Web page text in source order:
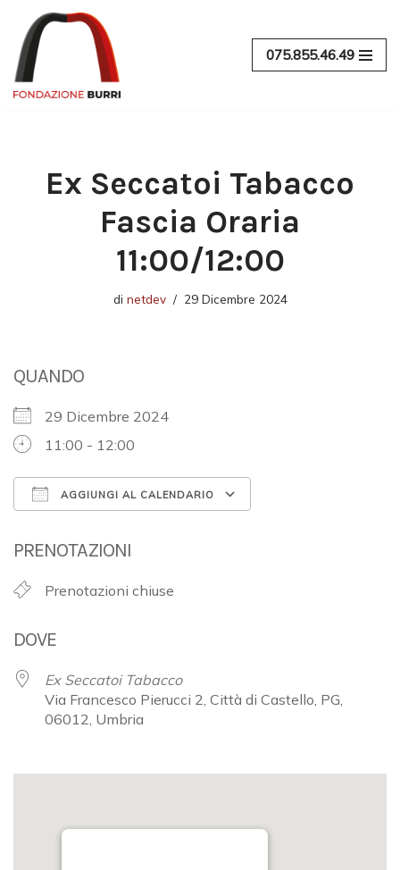
Vai
al
contenuto
075.855.46.49
Ex Seccatoi Tabacco
Fascia Oraria
11:00/12:00
di netdev 29 Dicembre 2024
QUANDO
29 Dicembre 2024
11:00 - 12:00
AGGIUNGI AL CALENDARIO
PRENOTAZIONI
Prenotazioni chiuse
DOVE
Ex Seccatoi Tabacco
Via Francesco Pierucci 2, Città di Castello, PG,
06012, Umbria